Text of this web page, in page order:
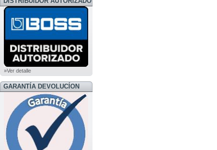
BOSS
»Ver detalle
GARANTÍA DEVOLUCÍON